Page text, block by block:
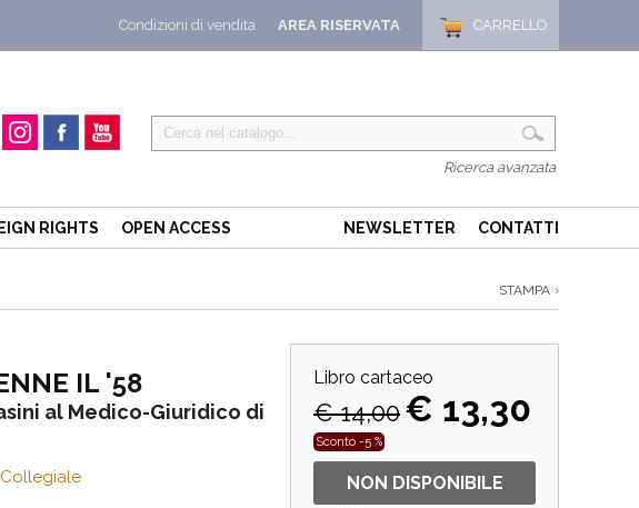
CARRELLO
AREA RISERVATA
Condizioni di vendita
Ricerca avanzata
RIGHTS OPEN ACCESS NEWSLETTER CONTATTI
STAMPA
Libro cartaceo
€ 14,00€ 13,30
Sconto -5 %
NON DISPONIBILE
IL '58
al Medico-Giuridico di